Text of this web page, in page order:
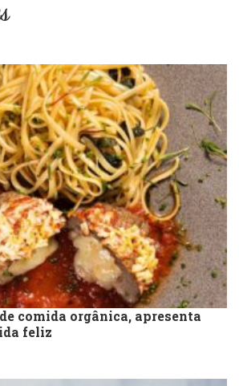
comida orgânica, apresenta
feliz